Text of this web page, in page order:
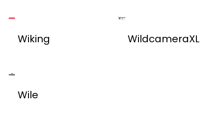
Wiking WildcameraXL
Wile